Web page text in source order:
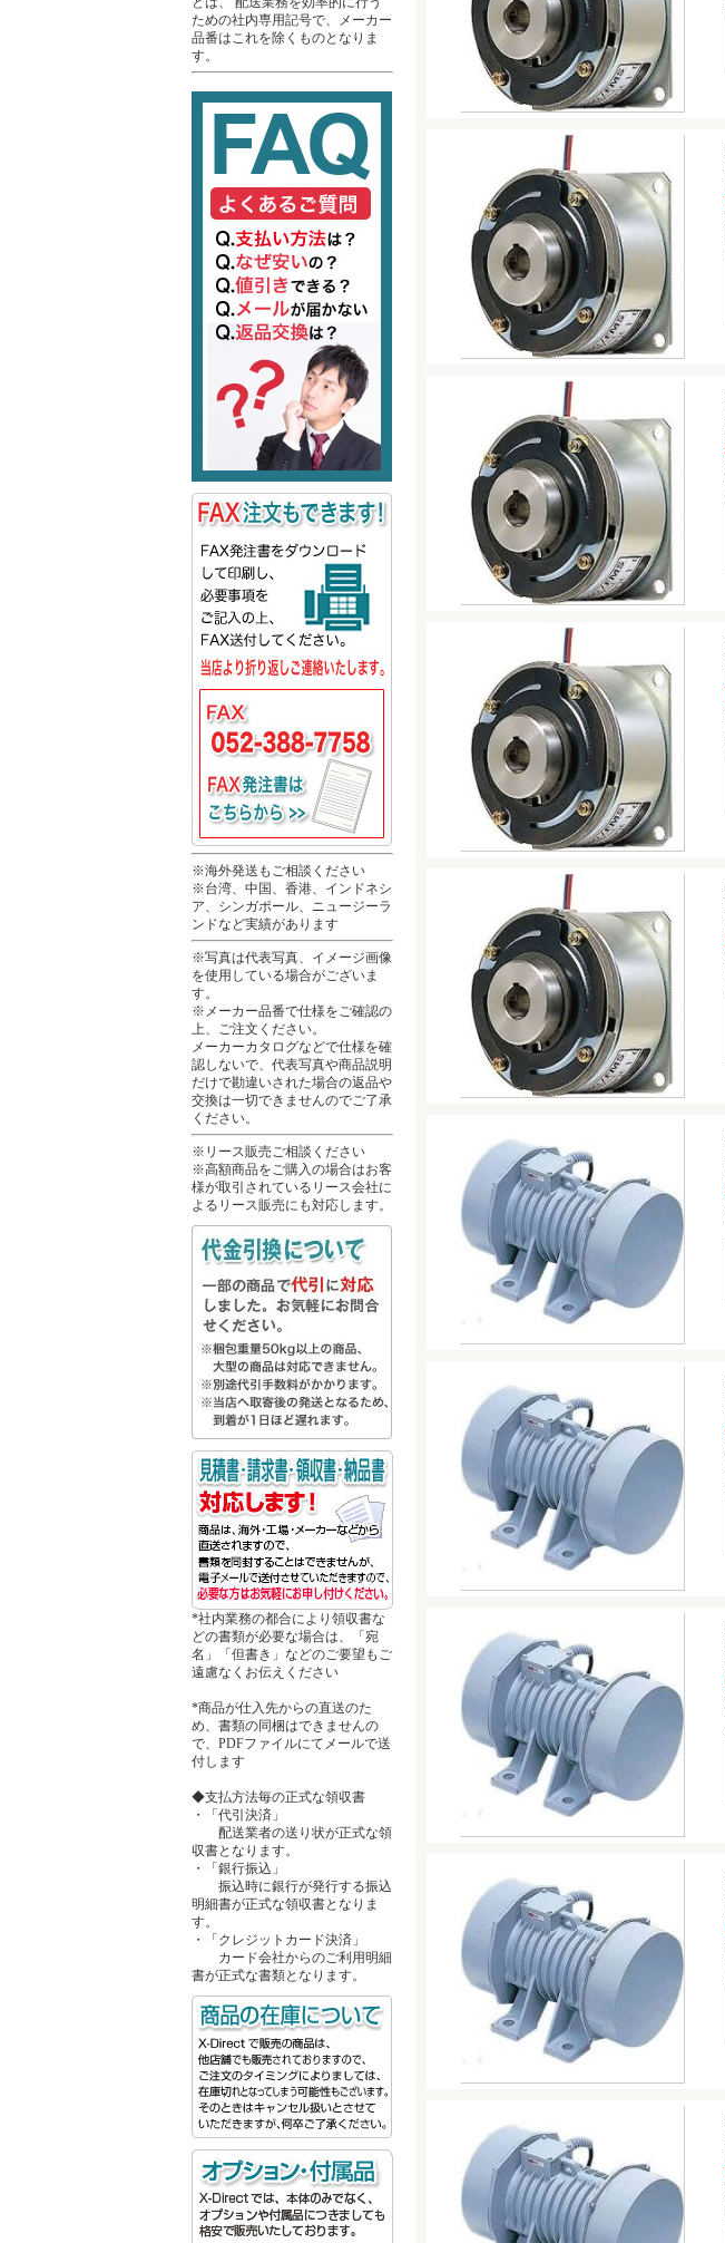
ための社内専用記号で、メーカー
品番はこれを除くものとなりま
す。
※海外発送もご相談ください
※台湾、中国、香港、インドネシ
ア、シンガポール、ニュージーラ
ンドなど実績があります
※写真は代表写真、イメージ画像
を使用している場合がございま
す。
※メーカー品番で仕様をご確認の
上、ご注文ください。
メーカーカタログなどで仕様を確
認しないで、代表写真や商品説明
だけで勘違いされた場合の返品や
交換は一切できませんのでご了承
ください。
※リース販売ご相談ください
※高額商品をご購入の場合はお客
様が取引されているリース会社に
よるリース販売にも対応します。
*社内業務の都合により領収書な
どの書類が必要な場合は、「宛
名」「但書き」などのご要望もご
遠慮なくお伝えください
*商品が仕入先からの直送のた
め、書類の同梱はできませんの
で、PDFファイルにてメールで送
付します
◆支払方法毎の正式な領収書
・「代引決済」
配送業者の送り状が正式な領
収書となります。
・「銀行振込」
振込時に銀行が発行する振込
明細書が正式な領収書となりま
す。
・「クレジットカード決済」
カード会社からのご利用明細
書が正式な書類となります。